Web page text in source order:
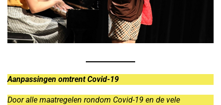
Aanpassingen omtrent Covid-19
Door alle maatregelen rondom Covid-19 en de vele